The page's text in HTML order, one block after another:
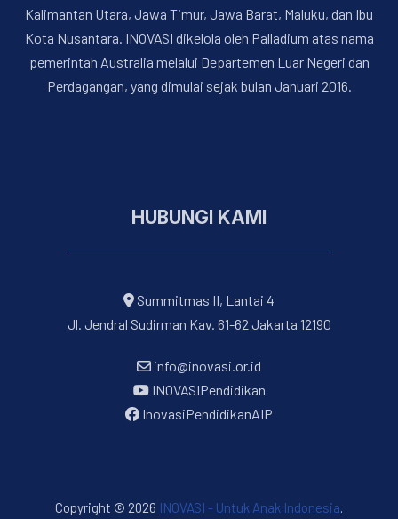
Kalimantan Utara, Jawa Timur, Jawa Barat, Maluku, dan Ibu
Kota Nusantara. INOVASI dikelola oleh Palladium atas nama
pemerintah Australia melalui Departemen Luar Negeri dan
Perdagangan, yang dimulai sejak bulan Januari 2016.
HUBUNGI KAMI
Summitmas II, Lantai 4
Jl. Jendral Sudirman Kav. 61-62 Jakarta 12190
info@inovasi.or.id
INOVASIPendidikan
InovasiPendidikanAIP
Copyright © 2026 INOVASI - Untuk Anak Indonesia.